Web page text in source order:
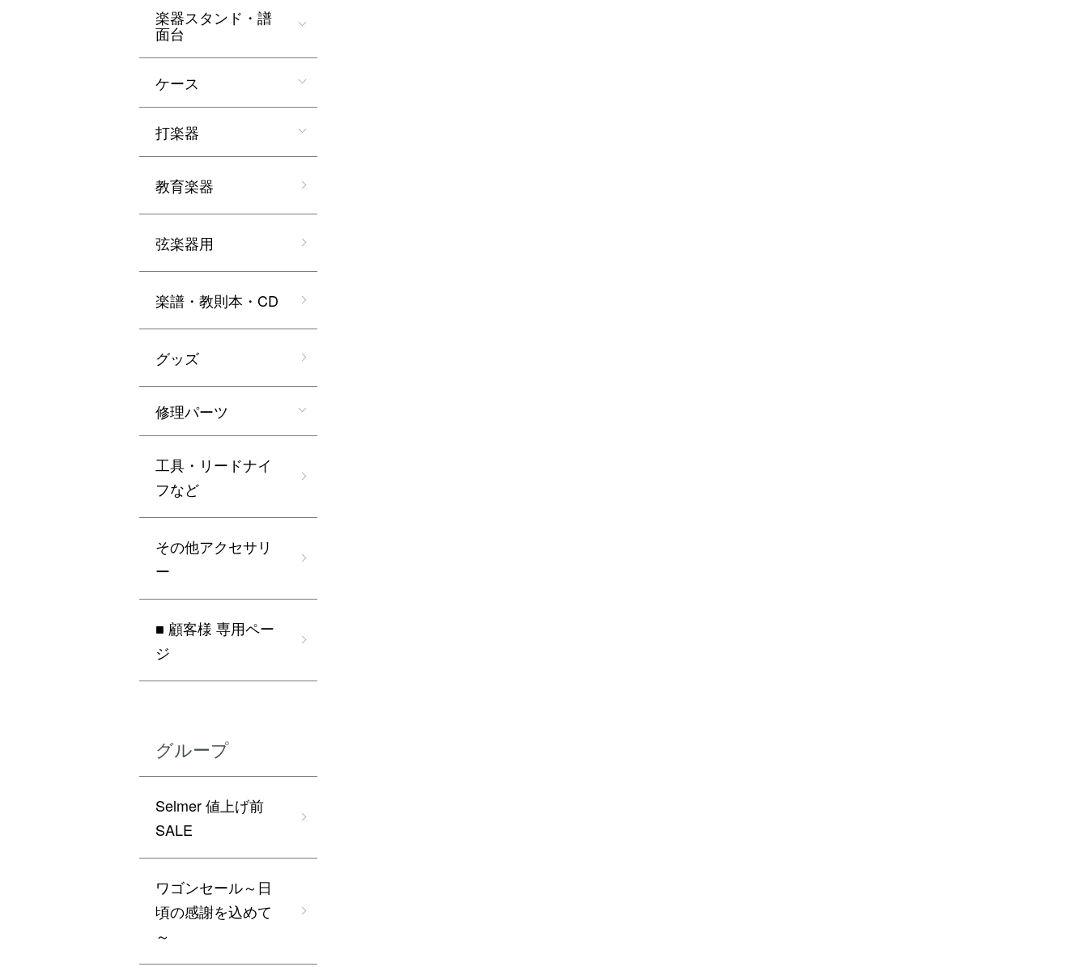
楽器スタンド・譜
面台
ケース
打楽器
教育楽器
弦楽器用
楽譜・教則本・CD
グッズ
修理パーツ
工具・リードナイ
フなど
その他アクセサリ
ー
■ 顧客様 専用ペー
ジ
グループ
Selmer 値上げ前
SALE
ワゴンセール～日
頃の感謝を込めて
～